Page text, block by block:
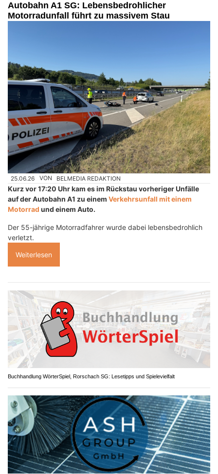
Autobahn A1 SG: Lebensbedrohlicher
Motorradunfall führt zu massivem Stau
25.06.26 VON BELMEDIA REDAKTION
Kurz vor 17:20 Uhr kam es im Rückstau vorheriger Unfälle
auf der Autobahn A1 zu einem Verkehrsunfall mit einem
Motorrad und einem Auto.
Der 55-jährige Motorradfahrer wurde dabei lebensbedrohlich
verletzt.
Weiterlesen
Buchhandlung WörterSpiel, Rorschach SG: Lesetipps und Spielevielfalt